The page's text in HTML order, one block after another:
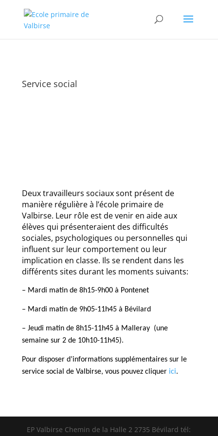
Service social
Deux travailleurs sociaux sont présent de
manière régulière à l’école primaire de
Valbirse. Leur rôle est de venir en aide aux
élèves qui présenteraient des difficultés
sociales, psychologiques ou personnelles qui
influent sur leur comportement ou leur
implication en classe. Ils se rendent dans les
différents sites durant les moments suivants:
– Mardi matin de 8h15-9h00 à Pontenet
– Mardi matin de 9h05-11h45 à Bévilard
– Jeudi matin de 8h15-11h45 à Malleray (une
semaine sur 2 de 10h10-11h45).
Pour disposer d’informations supplémentaires sur le
service social de Valbirse, vous pouvez cliquer ici.
EP Valbirse Chemin de la Halle 2 2735 Bévilard tél: